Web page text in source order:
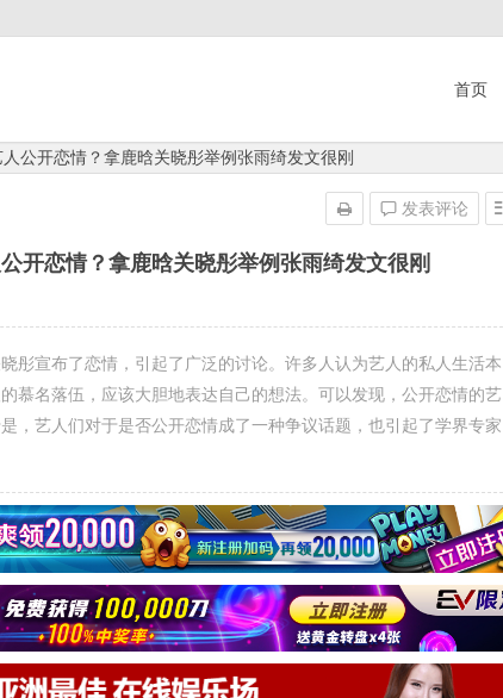
首页
人公开恋情？拿鹿晗关晓彤举例张雨绮发文很刚
开恋情？拿鹿晗关晓彤举例张雨绮发文很刚
发表评论
彤宣布了恋情，引起了广泛的讨论。许多人认为艺人的私人生活本
慕名落伍，应该大胆地表达自己的想法。可以发现，公开恋情的艺
，艺人们对于是否公开恋情成了一种争议话题，也引起了学界专家